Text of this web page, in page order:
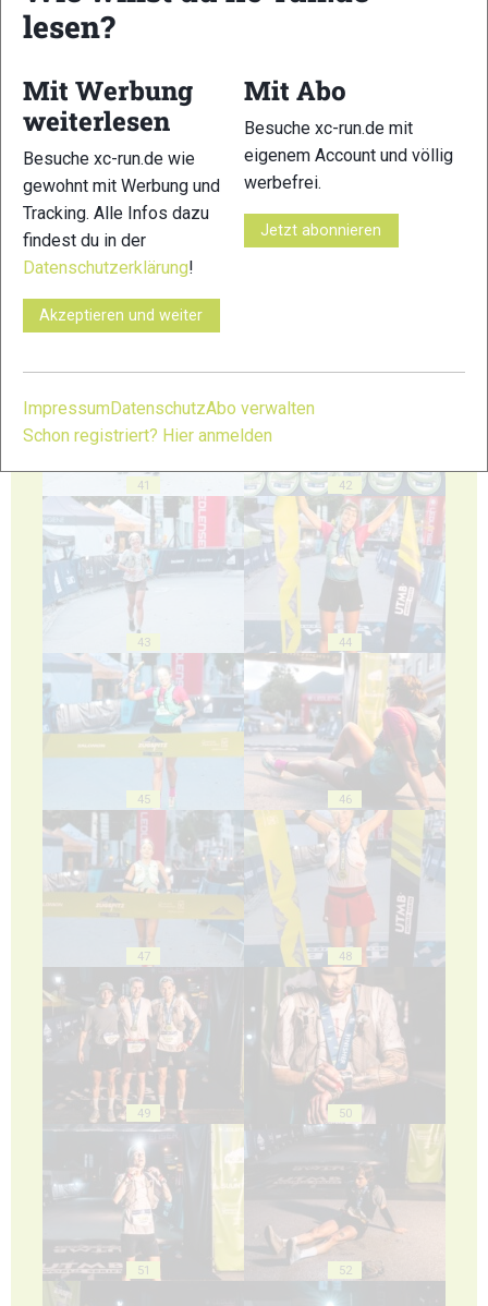
41 42
43 44
45 46
47 48
49 50
51 52
lesen?
Mit Werbung
weiterlesen
Besuche xc-run.de wie
gewohnt mit Werbung und
Tracking. Alle Infos dazu
findest du in der
Datenschutzerklärung!
Akzeptieren und weiter
Mit Abo
Besuche xc-run.de mit
eigenem Account und völlig
werbefrei.
Jetzt abonnieren
ImpressumDatenschutzAbo verwalten
Schon registriert? Hier anmelden